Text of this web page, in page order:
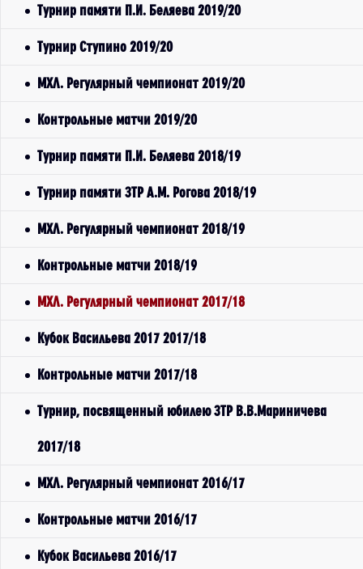
Турнир памяти П.И. Беляева 2019/20
Турнир Ступино 2019/20
МХЛ. Регулярный чемпионат 2019/20
Контрольные матчи 2019/20
Турнир памяти П.И. Беляева 2018/19
Турнир памяти ЗТР А.М. Рогова 2018/19
МХЛ. Регулярный чемпионат 2018/19
Контрольные матчи 2018/19
МХЛ. Регулярный чемпионат 2017/18
Кубок Васильева 2017 2017/18
Контрольные матчи 2017/18
Турнир, посвященный юбилею ЗТР В.В.Мариничева
2017/18
МХЛ. Регулярный чемпионат 2016/17
Контрольные матчи 2016/17
Кубок Васильева 2016/17